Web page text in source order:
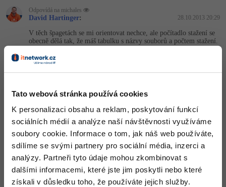
Tato webová stránka používá cookies
K personalizaci obsahu a reklam, poskytování funkcí
sociálních médií a analýze naší návštěvnosti využíváme
soubory cookie. Informace o tom, jak náš web používáte,
sdílíme se svými partnery pro sociální média, inzerci a
analýzy. Partneři tyto údaje mohou zkombinovat s
dalšími informacemi, které jste jim poskytli nebo které
získali v důsledku toho, že používáte jejich služby.
Umělá inteligence (AI)
Pro děti
Fórum
Kurzy e-commerce
Testování softwaru
Datová analýza
Digitální gramotnost
Kurzy designu
HTML/CSS -80%
Photoshop -80%
Příběhy absolventů
Blog
Odpovídá na michales
David Hartinger: 28.10.2013 20:29
V těch špagetách se mi orientovat nechce, ale počítadlo stažení se
obecně dělá tak, že máš tabulku s názvy souborů a počtem stažení.
už je. Pokud ano, zvýší hodnotu stažení o 1. Pokud ne, vloží tam
nový řádek s hodnotou 1.
Odpovídá na David Hartinger
Kit
To se dá udělat i bez koukání jedním insertem do tabulky.
Nahoru Odpovědět +1